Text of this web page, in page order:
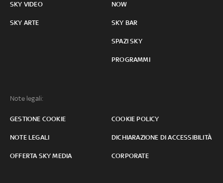
SKY VIDEO
SKY ARTE
NOW
SKY BAR
SPAZI SKY
PROGRAMMI
Note legali:
GESTIONE COOKIE COOKIE POLICY
NOTE LEGALI DICHIARAZIONE DI ACCESSIBILITÀ
OFFERTA SKY MEDIA CORPORATE